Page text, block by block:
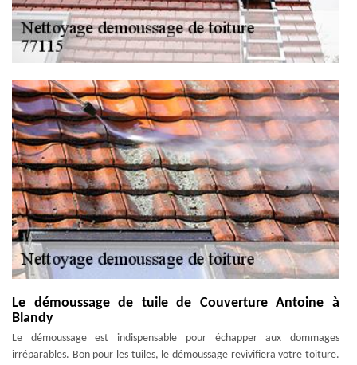
Le démoussage de tuile de Couverture Antoine à
Blandy
Le démoussage est indispensable pour échapper aux dommages
irréparables. Bon pour les tuiles, le démoussage revivifiera votre toiture.